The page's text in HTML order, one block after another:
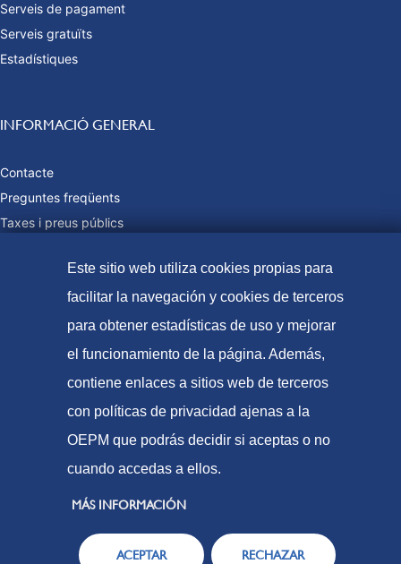
Serveis de pagament
Serveis gratuïts
Estadístiques
INFORMACIÓ GENERAL
Contacte
Preguntes freqüents
Taxes i preus públics
© Oficina Espanyola de Patents i Marques, 2021
Accessibilitat
Avís Legal
Política de Cookies
Protecció de dades
Este sitio web utiliza cookies propias para
facilitar la navegación y cookies de terceros
para obtener estadísticas de uso y mejorar
el funcionamiento de la página. Además,
contiene enlaces a sitios web de terceros
con políticas de privacidad ajenas a la
OEPM que podrás decidir si aceptas o no
cuando accedas a ellos.
MÁS INFORMACIÓN
ACEPTAR RECHAZAR